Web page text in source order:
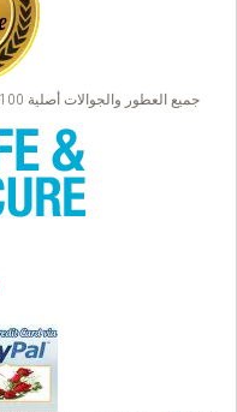
جميع العطور والجوالات أصلية 100%